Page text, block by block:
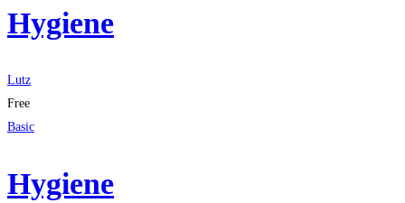
Hygiene
Lutz
Free
Basic
Hygiene